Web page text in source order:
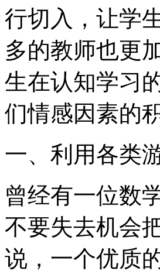
行切入，让学
多的教师也更
生在认知学习
们情感因素的
一、利用各类
曾经有一位数
不要失去机会
说，一个优质